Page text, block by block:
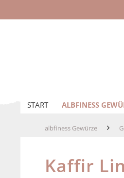
START ALBFINESS
albfiness Gewürze
Kaffir